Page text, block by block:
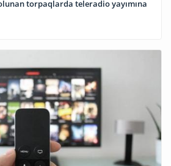
torpaqlarda teleradio yayımına